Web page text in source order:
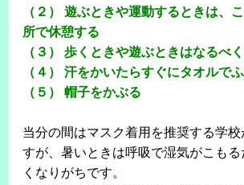
（２） 遊ぶときや運動するときは、
所で休憩する
（３） 歩くときや遊ぶときはなるべ
（４） 汗をかいたらすぐにタオルでふ
（５） 帽子をかぶる
当分の間はマスク着用を推奨する学校
すが、暑いときは呼吸で湿気がこも
くなりがちです。